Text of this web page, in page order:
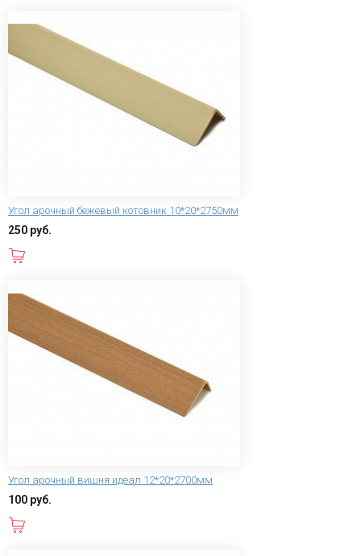
Угол арочный бежевый котовник 10*20*2750мм
250 руб.
Угол арочный вишня идеал 12*20*2700мм
100 руб.